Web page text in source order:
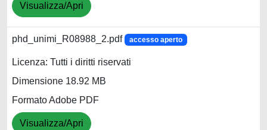
Visualizza/Apri
phd_unimi_R08988_2.pdf accesso aperto
Licenza: Tutti i diritti riservati
Dimensione 18.92 MB
Formato Adobe PDF
Visualizza/Apri